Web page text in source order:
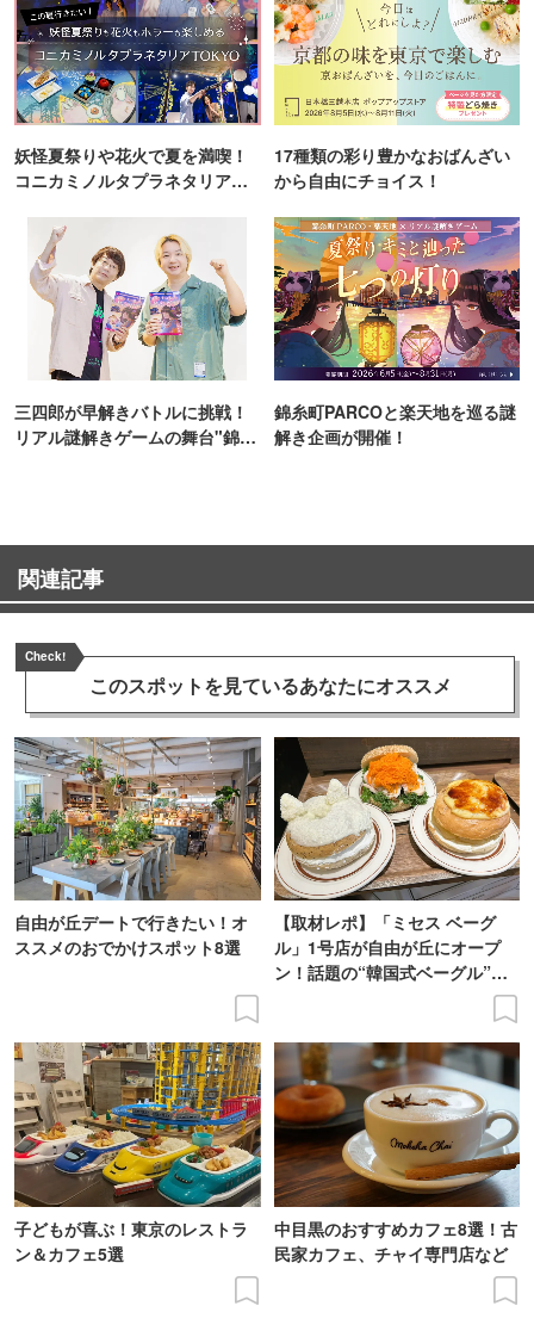
妖怪夏祭りや花火で夏を満喫！
コニカミノルタプラネタリア
17種類の彩り豊かなおばんざい
から自由にチョイス！
三四郎が早解きバトルに挑戦！
リアル謎解きゲームの舞台"錦糸
錦糸町PARCOと楽天地を巡る謎
解き企画が開催！
関連記事
Check!
このスポットを見ているあなたにオススメ
自由が丘デートで行きたい！オ
ススメのおでかけスポット8選
【取材レポ】「ミセス ベーグ
ル」1号店が自由が丘にオープ
ン！話題の“韓国式ベーグル”を
子どもが喜ぶ！東京のレストラ
ン＆カフェ5選
中目黒のおすすめカフェ8選！古
民家カフェ、チャイ専門店など